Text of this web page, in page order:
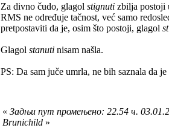
Za divno čudo, glagol stignuti zbilja postoji
RMS ne određuje tačnost, već samo
pretpostaviti da je, osim što postoji, glagol
Glagol stanuti nisam našla.
PS: Da sam juče umrla, ne bih saznala da je
« Задњи пут промењено: 22.54 ч.
Brunichild »